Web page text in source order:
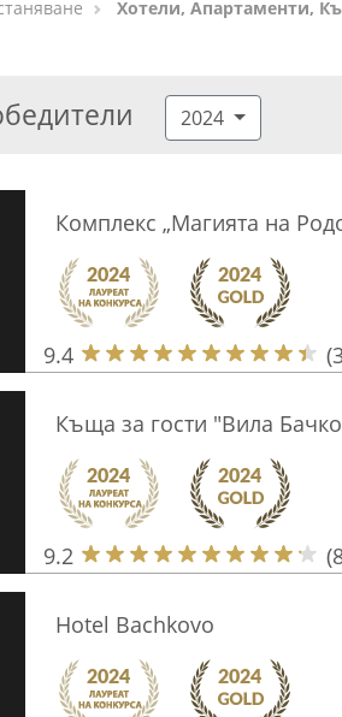
Хотели, Апартаменти,
2024
Комплекс „Магията на
9.4
Къща за гости "Вила
9.2
Hotel Bachkovo